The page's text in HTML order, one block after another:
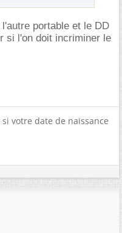
portable et le DD
si l'on doit incriminer le
votre date de naissance